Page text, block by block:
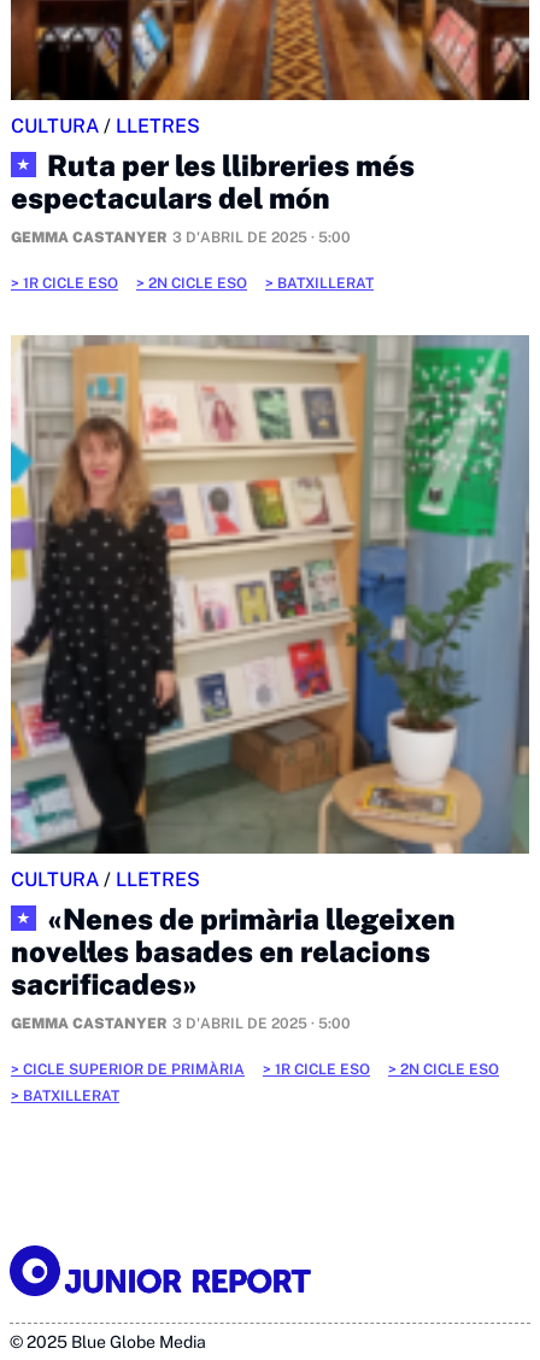
CULTURA / LLETRES
★
Ruta per les llibreries més
espectaculars del món
GEMMA CASTANYER 3 D'ABRIL DE 2025 · 5:00
1R CICLE ESO 2N CICLE ESO BATXILLERAT
CULTURA / LLETRES
★
«Nenes de primària llegeixen
novel·les basades en relacions
sacrificades»
GEMMA CASTANYER 3 D'ABRIL DE 2025 · 5:00
CICLE SUPERIOR DE PRIMÀRIA 1R CICLE ESO
2N CICLE ESO
BATXILLERAT
© 2025 Blue Globe Media